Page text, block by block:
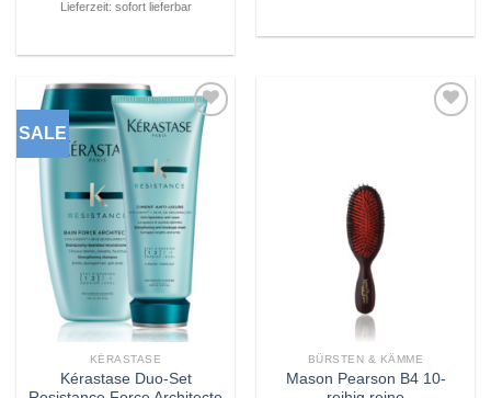
Lieferzeit: sofort lieferbar
SALE
Zu
Wunschliste
hinzufügen
KÉRASTASE
Kérastase Duo-Set
BÜRSTEN & KÄMME
Mason Pearson B4 10-